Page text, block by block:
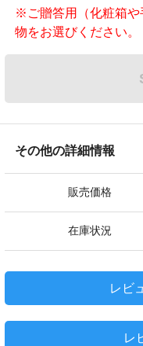
※ご贈答用（化粧箱や
物をお選びください。
その他の詳細情報
販売価格
在庫状況
レビ
レ